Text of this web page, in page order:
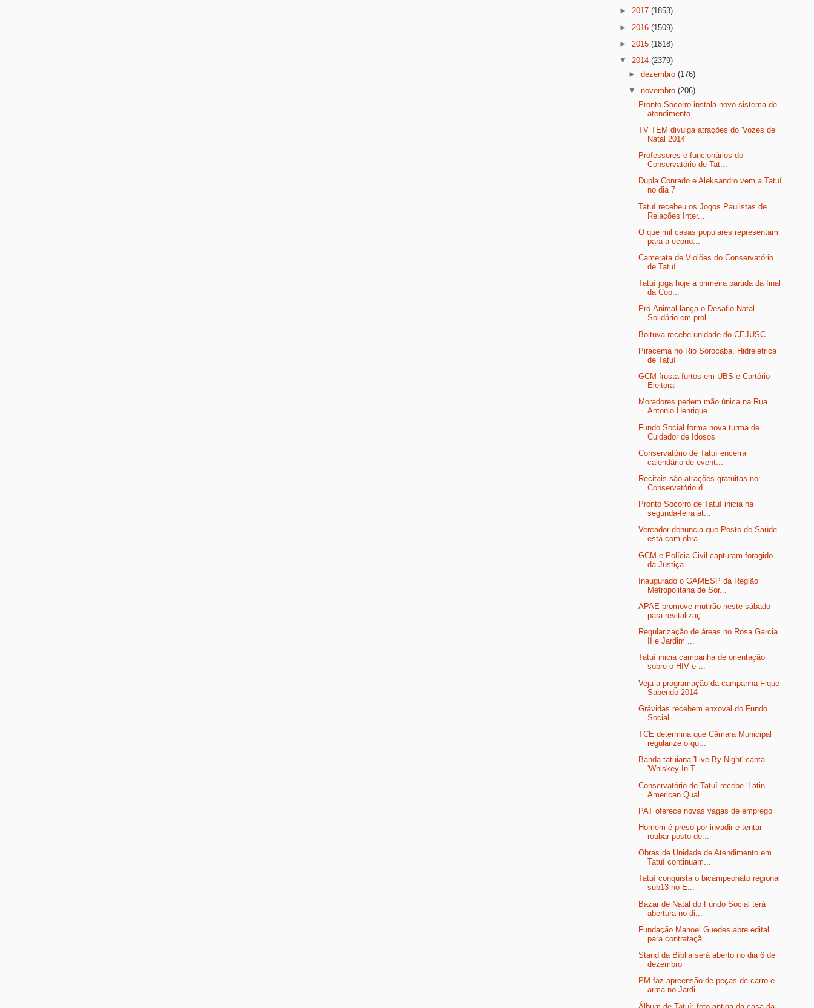
► 2017 (1853)
► 2016 (1509)
► 2015 (1818)
▼ 2014 (2379)
►dezembro(176)
▼novembro(206)
Pronto Socorro instala novo sistema de
atendimento...
TV TEM divulga atrações do 'Vozes de
Natal 2014'
Professores e funcionários do
Conservatório de Tat...
Dupla Conrado e Aleksandro vem a Tatuí
no dia 7
Tatuí recebeu os Jogos Paulistas de
Relações Inter...
O que mil casas populares representam
para a econo...
Camerata de Violões do Conservatório
de Tatuí
Tatuí joga hoje a primeira partida da final
da Cop...
Pró-Animal lança o Desafio Natal
Solidário em prol...
Boituva recebe unidade do CEJUSC
Piracema no Rio Sorocaba, Hidrelétrica
de Tatuí
GCM frusta furtos em UBS e Cartório
Eleitoral
Moradores pedem mão única na Rua
Antonio Henrique ...
Fundo Social forma nova turma de
Cuidador de Idosos
Conservatório de Tatuí encerra
calendário de event...
Recitais são atrações gratuitas no
Conservatório d...
Pronto Socorro de Tatuí inicia na
segunda-feira at...
Vereador denuncia que Posto de Saúde
está com obra...
GCM e Polícia Civil capturam foragido
da Justiça
Inaugurado o GAMESP da Região
Metropolitana de Sor...
APAE promove mutirão neste sábado
para revitalizaç...
Regularização de áreas no Rosa Garcia
II e Jardim ...
Tatuí inicia campanha de orientação
sobre o HIV e ...
Veja a programação da campanha Fique
Sabendo 2014
Grávidas recebem enxoval do Fundo
Social
TCE determina que Câmara Municipal
regularize o qu...
Banda tatuiana 'Live By Night' canta
'Whiskey In T...
Conservatório de Tatuí recebe ‘Latin
American Qual...
PAT oferece novas vagas de emprego
Homem é preso por invadir e tentar
roubar posto de...
Obras de Unidade de Atendimento em
Tatuí continuam...
Tatuí conquista o bicampeonato regional
sub13 no E...
Bazar de Natal do Fundo Social terá
abertura no di...
Fundação Manoel Guedes abre edital
para contrataçã...
Stand da Bíblia será aberto no dia 6 de
dezembro
PM faz apreensão de peças de carro e
arma no Jardi...